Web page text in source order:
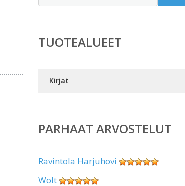
TUOTEALUEET
Kirjat
PARHAAT ARVOSTELUT
Ravintola Harjuhovi
Wolt